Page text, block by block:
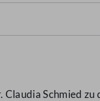
Schmied